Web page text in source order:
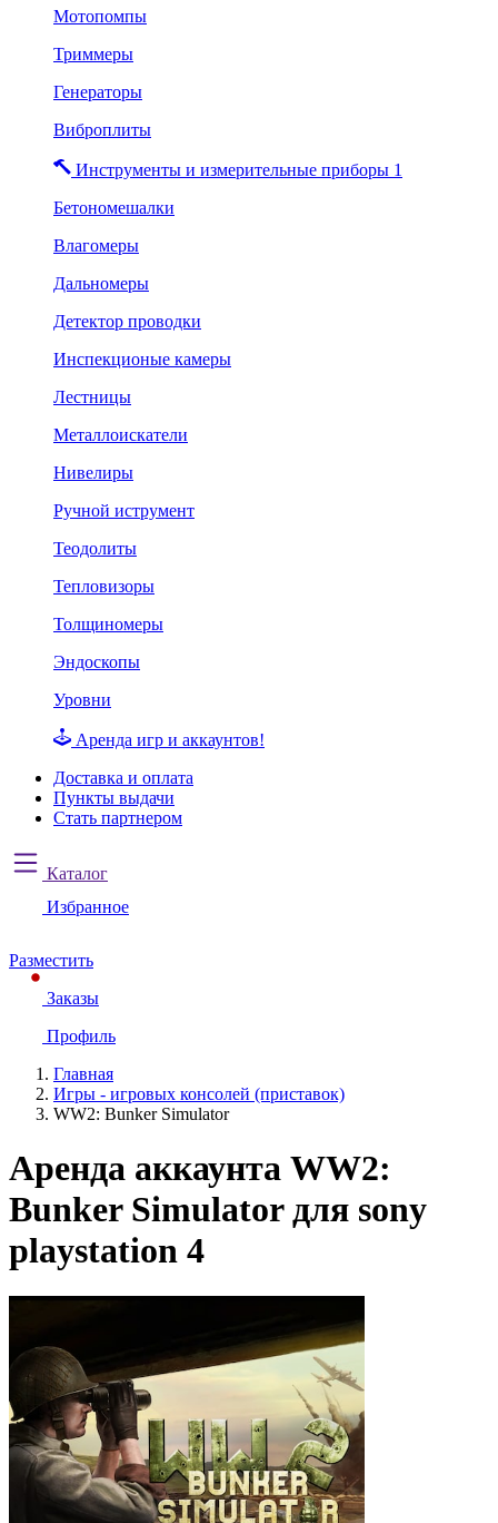
Мотопомпы
Триммеры
Генераторы
Виброплиты
Инструменты и измерительные приборы 1
Бетономешалки
Влагомеры
Дальномеры
Детектор проводки
Инспекционые камеры
Лестницы
Металлоискатели
Нивелиры
Ручной иструмент
Теодолиты
Тепловизоры
Толщиномеры
Эндоскопы
Уровни
Аренда игр и аккаунтов!
Доставка и оплата
Пункты выдачи
Стать партнером
Каталог
Избранное
Разместить
Заказы
Профиль
Главная
Игры - игровых консолей (приставок)
WW2: Bunker Simulator
Аренда аккаунта WW2:
Bunker Simulator для sony
playstation 4